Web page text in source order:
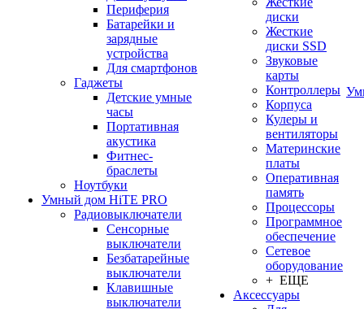
Периферия
Батарейки и
зарядные
устройства
Для смартфонов
Гаджеты
Детские умные
часы
Портативная
акустика
Фитнес-
браслеты
Ноутбуки
Умный дом HiTE PRO
Радиовыключатели
Сенсорные
выключатели
Безбатарейные
выключатели
Клавишные
выключатели
диски
Жесткие
диски SSD
Звуковые
карты
Контроллеры
Корпуса
Кулеры и
вентиляторы
Материнские
платы
Оперативная
память
Процессоры
Программное
обеспечение
Сетевое
оборудование
+ ЕЩЕ
Аксессуары